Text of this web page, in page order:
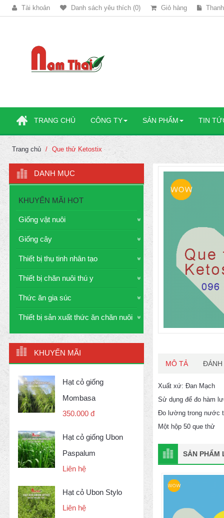
Tài khoản Danh sách yêu thích (0) Giỏ hàng
TRANG CHỦ CÔNG TY SẢN PHẨM TIN
Trang chủ Que thử Ketostix
DANH MỤC
KHUYẾN MÃI HOT
Giống vật nuôi
Giống cây
Thiết bị thụ tinh nhân tạo
Thiết bị chăn nuôi thú y
Thức ăn gia súc
Thiết bị sản xuất thức ăn chăn nuôi
KHUYẾN MÃI
Hạt cỏ giống
Mombasa
350.000 đ
Hạt cỏ giống Ubon
Paspalum
Liên hệ
Hạt cỏ Ubon Stylo
Liên hệ
MÔ TẢ ĐÁNH
Xuất xứ: Đan Mạch
Sử dụng để đo hàm
Đo lường trong nước
Một hộp 50 que thử
SẢN PHẨM